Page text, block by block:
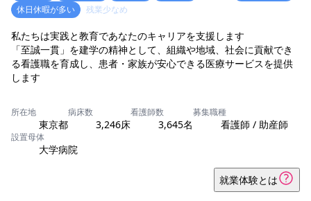
休日休暇が多い
残業少なめ
私たちは実践と教育であなたのキャリアを支援します
「至誠一貫」を建学の精神として、組織や地域、社会に貢献でき
る看護職を育成し、患者・家族が安心できる医療サービスを提供
します
所在地
東京都
病床数
3,246床
看護師数
3,645名
募集職種
看護師 / 助産師
設置母体
大学病院
就業体験とは